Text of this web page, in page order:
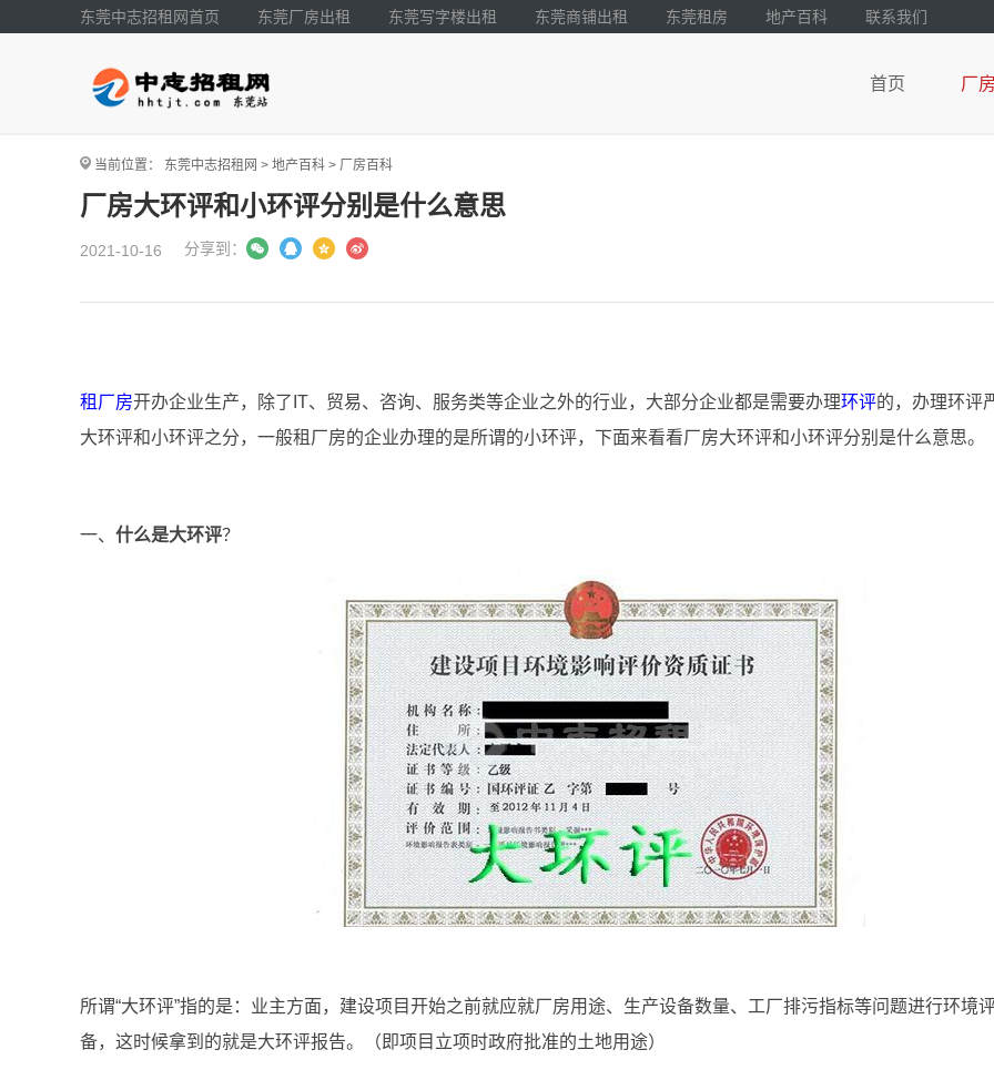
东莞中志招租网首页 东莞厂房出租 东莞写字楼出租 东莞商铺出租 东莞租房 地产百科 联系我们
首页 厂
当前位置： 东莞中志招租网 > 地产百科 > 厂房百科
厂房大环评和小环评分别是什么意思
2021-10-16 分享到：
租厂房开办企业生产，除了IT、贸易、咨询、服务类等企业之外的行业，大部分企业都是需要办理环评的，办理环评
大环评和小环评之分，一般租厂房的企业办理的是所谓的小环评，下面来看看厂房大环评和小环评分别是什么意思。
一、 什么是大环评？
所谓“大环评”指的是：业主方面，建设项目开始之前就应就厂房用途、生产设备数量、工厂排污指标等问题进行环境
备，这时候拿到的就是大环评报告。（即项目立项时政府批准的土地用途）